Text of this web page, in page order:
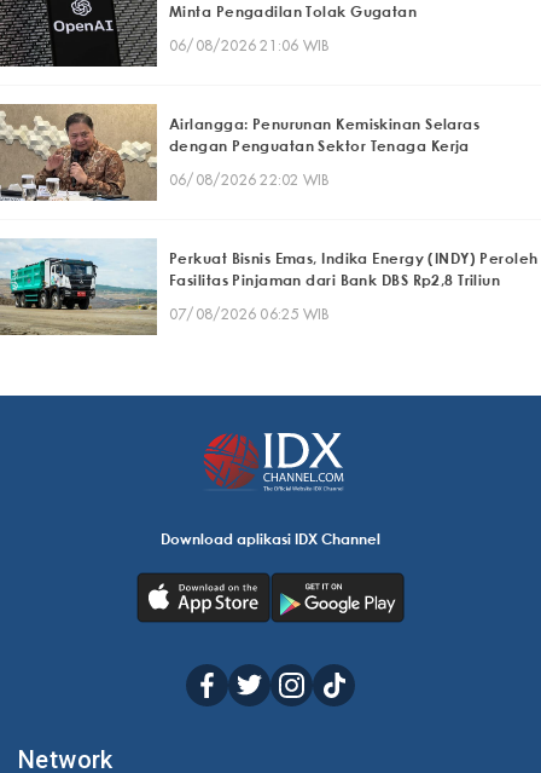
Minta Pengadilan Tolak Gugatan
06/08/2026 21:06 WIB
Airlangga: Penurunan Kemiskinan Selaras
dengan Penguatan Sektor Tenaga Kerja
06/08/2026 22:02 WIB
Perkuat Bisnis Emas, Indika Energy (INDY) Peroleh
Fasilitas Pinjaman dari Bank DBS Rp2,8 Triliun
07/08/2026 06:25 WIB
Download aplikasi IDX Channel
Network